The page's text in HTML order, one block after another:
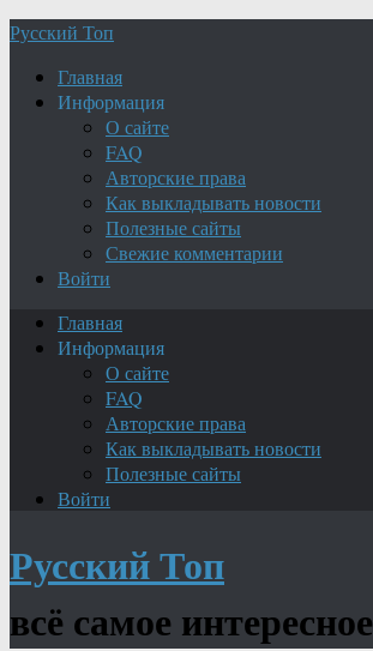
Русский Топ
Главная
Информация
О сайте
FAQ
Авторские права
Как выкладывать новости
Полезные сайты
Свежие комментарии
Войти
Главная
Информация
О сайте
FAQ
Авторские права
Как выкладывать новости
Полезные сайты
Войти
Русский Топ
всё самое интересное